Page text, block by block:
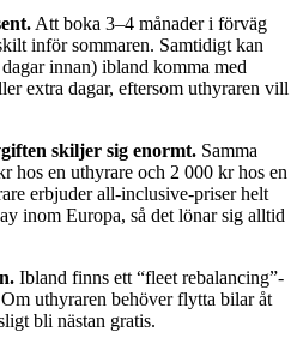
Att boka 3–4 månader i förväg
inför sommaren. Samtidigt kan
innan) ibland komma med
extra dagar, eftersom uthyraren vill
skiljer sig enormt. Samma
hos en uthyrare och 2 000 kr hos en
erbjuder all-inclusive-priser helt
inom Europa, så det lönar sig alltid
Ibland finns ett “fleet rebalancing”-
uthyraren behöver flytta bilar åt
bli nästan gratis.